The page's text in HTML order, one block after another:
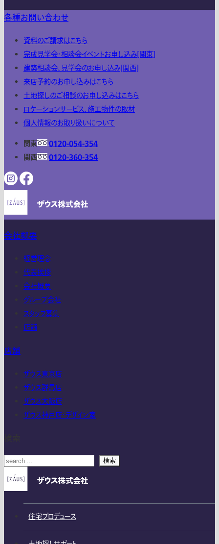
各種お問い合わせ
資料のご請求はこちら
完成見学会・相談会イベントお申し込み[関東]
建築相談会、見学会のお申し込み[関西]
来店予約のお申し込みはこちら
土地探しのご相談のお申し込みはこちら
ロケーションサービス、施工物件の取材
個人情報のお取り扱いについて
関東
0120-054-354
関西
0120-360-354
会社概要
経営理念
代表挨拶
会社概要
グループ会社
スタッフ募集
店舗
店舗
ザウス東京店
ザウス群馬店
ザウス大阪店
ザウス神戸店・デザイン室
検索
住宅プロデュース